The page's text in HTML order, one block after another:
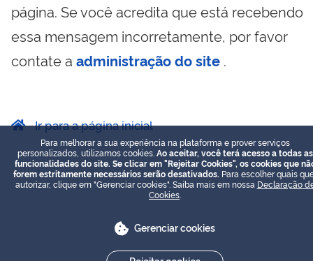
página. Se você acredita que está recebendo
essa mensagem incorretamente, por favor
contate a administração do site .
Ir para a página inicial
Para melhorar a sua experiência na plataforma e prover serviços
personalizados, utilizamos cookies. Ao aceitar, você terá acesso a todas as
funcionalidades do site. Se clicar em "Rejeitar Cookies", os cookies que
forem estritamente necessários serão desativados. Para escolher quais
autorizar, clique em "Gerenciar cookies". Saiba mais em nossa Declaração
Cookies
Gerenciar cookies